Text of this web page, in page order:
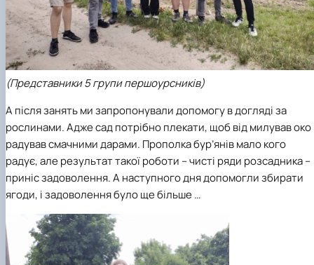
(Представники 5 групи першоурсників)
А після занять ми запропонували допомогу в догляді за
рослинами. Адже сад потрібно плекати, щоб від милував око
радував смачними дарами. Прополка бур’янів мало кого
радує, але результат такої роботи – чисті ряди розсадника –
приніс задоволення. А наступного дня допомогли збирати
ягоди, і задоволення було ще більше …